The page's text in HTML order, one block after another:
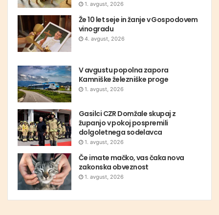
1. avgust, 2026
Že 10 let seje in žanje v Gospodovem
vinogradu
4. avgust, 2026
V avgustu popolna zapora
Kamniške železniške proge
1. avgust, 2026
Gasilci CZR Domžale skupaj z
županjo v pokoj pospremili
dolgoletnega sodelavca
1. avgust, 2026
Če imate mačko, vas čaka nova
zakonska obveznost
1. avgust, 2026